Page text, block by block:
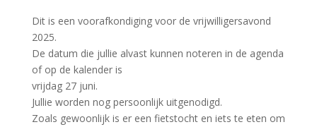
Dit is een voorafkondiging voor de vrijwilligersavond
2025.
De datum die jullie alvast kunnen noteren in de agenda
of op de kalender is
vrijdag 27 juni.
Jullie worden nog persoonlijk uitgenodigd.
Zoals gewoonlijk is er een fietstocht en iets te eten om